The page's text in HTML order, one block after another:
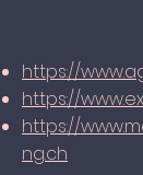
https://
https://
https://
ng.ch